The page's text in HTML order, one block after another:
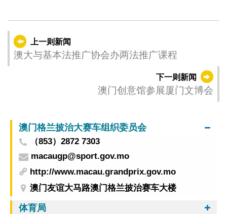
上一则新闻
澳大与基本法推广协会办两法推广课程
下一则新闻
澳门创意馆参展厦门文博会
澳门格兰披治大赛车组织委员会
（853）2872 7303
macaugp@sport.gov.mo
http://www.macau.grandprix.gov.mo
澳门友谊大马路澳门格兰披治赛车大楼
体育局